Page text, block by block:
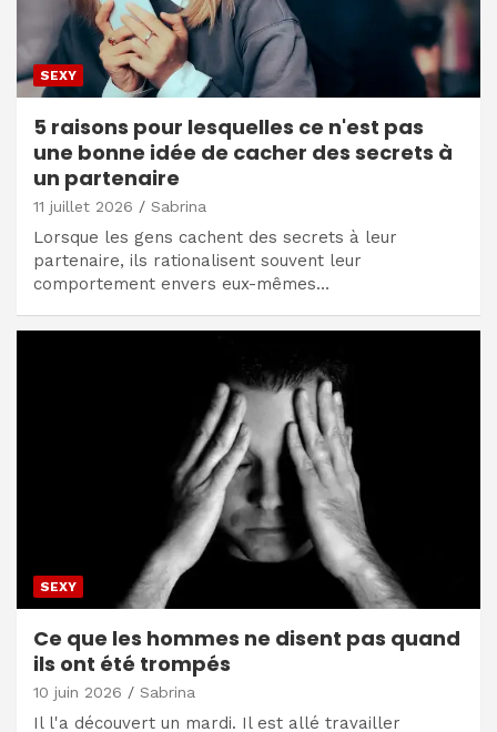
SEXY
5 raisons pour lesquelles ce n'est pas
une bonne idée de cacher des secrets à
un partenaire
11 juillet 2026 Sabrina
Lorsque les gens cachent des secrets à leur
partenaire, ils rationalisent souvent leur
comportement envers eux-mêmes…
SEXY
Ce que les hommes ne disent pas quand
ils ont été trompés
10 juin 2026 Sabrina
Il l'a découvert un mardi. Il est allé travailler